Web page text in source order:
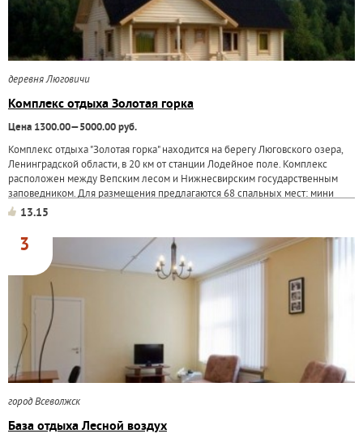
деревня Люговичи
Комплекс отдыха Золотая горка
Цена 1300.00—5000.00 руб.
Комплекс отдыха "Золотая горка" находится на берегу Люговского озера,
Ленинградской области, в 20 км от станции Лодейное поле. Комплекс
расположен между Вепским лесом и Нижнесвирским государственным
заповедником. Для размещения предлагаются 68 спальных мест: мини
гостиница с удобствами
13.15
3
город Всеволжск
База отдыха Лесной воздух